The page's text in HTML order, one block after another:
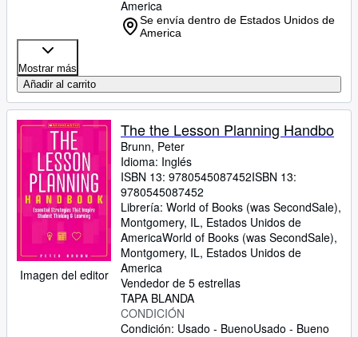
America
Se envía dentro de Estados Unidos de
America
Mostrar más
Añadir al carrito
Imagen del editor
The the Lesson Planning Handbo
Brunn, Peter
Idioma: Inglés
ISBN 13: 9780545087452ISBN 13:
9780545087452
Librería: World of Books (was SecondSale),
Montgomery, IL, Estados Unidos de
AmericaWorld of Books (was SecondSale),
Montgomery, IL, Estados Unidos de
America
Vendedor de 5 estrellas
TAPA BLANDA
CONDICIÓN
Condición: Usado - BuenoUsado - Bueno